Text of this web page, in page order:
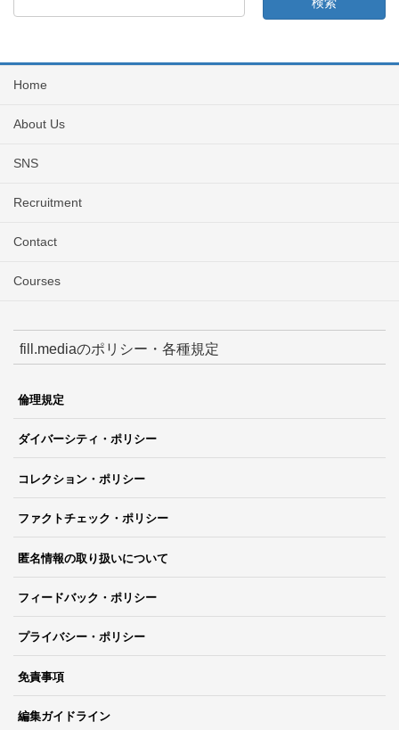
Home
About Us
SNS
Recruitment
Contact
Courses
fill.mediaのポリシー・各種規定
倫理規定
ダイバーシティ・ポリシー
コレクション・ポリシー
ファクトチェック・ポリシー
匿名情報の取り扱いについて
フィードバック・ポリシー
プライバシー・ポリシー
免責事項
編集ガイドライン